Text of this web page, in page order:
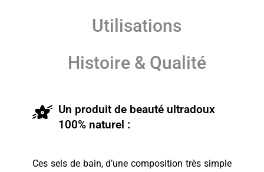
Utilisations
Histoire & Qualité
Un produit de beauté ultradoux
100% naturel :
Ces sels de bain, d’une composition très simple